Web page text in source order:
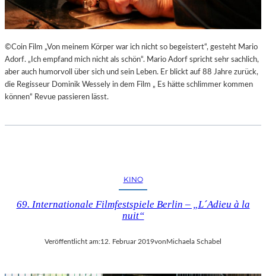
©Coin Film „Von meinem Körper war ich nicht so begeistert“, gesteht Mario
Adorf. „Ich empfand mich nicht als schön“. Mario Adorf spricht sehr sachlich,
aber auch humorvoll über sich und sein Leben. Er blickt auf 88 Jahre zurück,
die Regisseur Dominik Wessely in dem Film „ Es hätte schlimmer kommen
können“ Revue passieren lässt.
KINO
69. Internationale Filmfestspiele Berlin – „L´Adieu à la
nuit“
Veröffentlicht am:12. Februar 2019vonMichaela Schabel